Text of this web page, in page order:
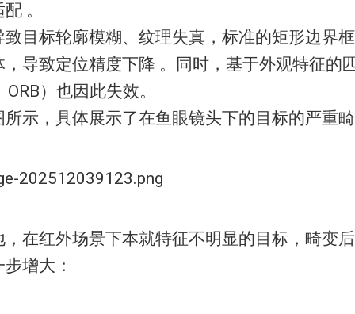
。
致目标轮廓模糊、纹理失真，标准的矩形边界
，导致定位精度下降 。同时，基于外观特征的
ORB）也因此失效。
所示，具体展示了在鱼眼镜头下的目标的严重
，在红外场景下本就特征不明显的目标，畸变
增大：